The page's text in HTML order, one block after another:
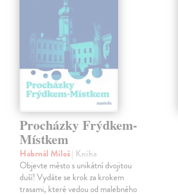
Procházky Frýdkem-
Místkem
Habrnál Miloš| Kniha
Objevte město s unikátní dvojitou
duší! Vydáte se krok za krokem
trasami, které vedou od malebného